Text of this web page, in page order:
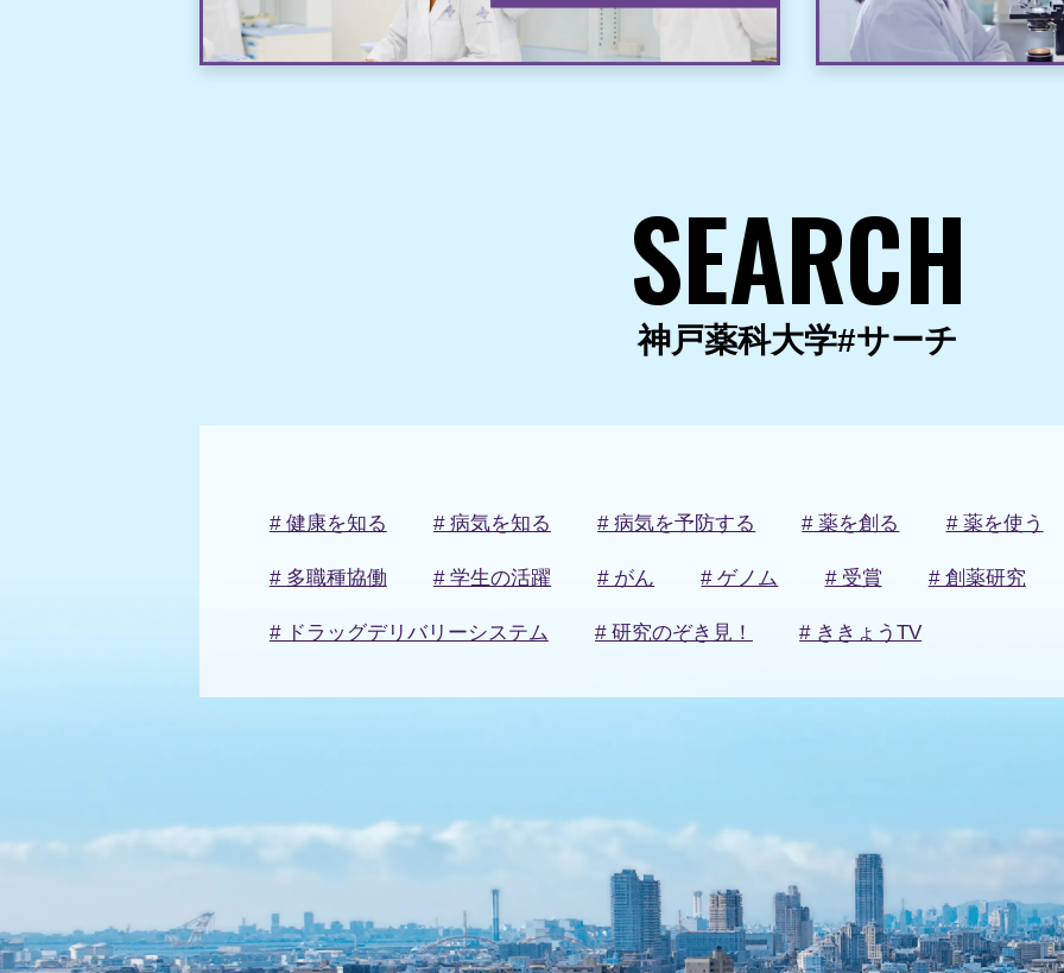
SEARCH
神戸薬科大学#サーチ
# 健康を知る # 病気を知る # 病気を予防する # 薬を創る # 薬を使う
# 多職種協働 # 学生の活躍 # がん # ゲノム # 受賞 # 創薬研究
# ドラッグデリバリーシステム # 研究のぞき見！ # ききょうTV